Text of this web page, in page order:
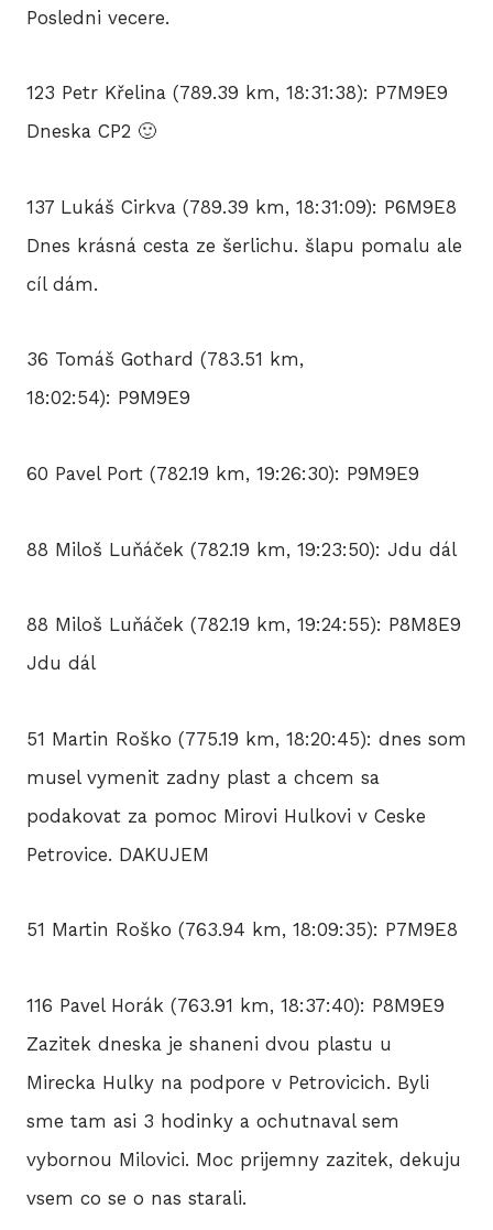
Posledni vecere.
123 Petr Křelina (789.39 km, 18:31:38): P7M9E9
Dneska CP2 🙂
137 Lukáš Cirkva (789.39 km, 18:31:09): P6M9E8
Dnes krásná cesta ze šerlichu. šlapu pomalu ale
cíl dám.
36 Tomáš Gothard (783.51 km,
18:02:54): P9M9E9
60 Pavel Port (782.19 km, 19:26:30): P9M9E9
88 Miloš Luňáček (782.19 km, 19:23:50): Jdu dál
88 Miloš Luňáček (782.19 km, 19:24:55): P8M8E9
Jdu dál
51 Martin Roško (775.19 km, 18:20:45): dnes som
musel vymenit zadny plast a chcem sa
podakovat za pomoc Mirovi Hulkovi v Ceske
Petrovice. DAKUJEM
51 Martin Roško (763.94 km, 18:09:35): P7M9E8
116 Pavel Horák (763.91 km, 18:37:40): P8M9E9
Zazitek dneska je shaneni dvou plastu u
Mirecka Hulky na podpore v Petrovicich. Byli
sme tam asi 3 hodinky a ochutnaval sem
vybornou Milovici. Moc prijemny zazitek, dekuju
vsem co se o nas starali.